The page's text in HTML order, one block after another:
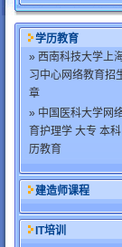
学历教育
» 西南科技大学上
习中心网络教育招
章
» 中国医科大学网
育护理学 大专 本
历教育
建造师课程
IT培训